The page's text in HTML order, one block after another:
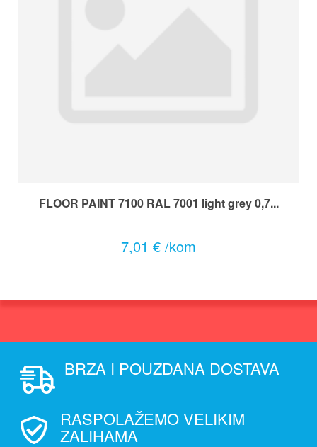
FLOOR PAINT 7100 RAL 7001 light grey 0,7...
7,01 € /kom
BRZA I POUZDANA DOSTAVA
RASPOLAŽEMO VELIKIM
ZALIHAMA